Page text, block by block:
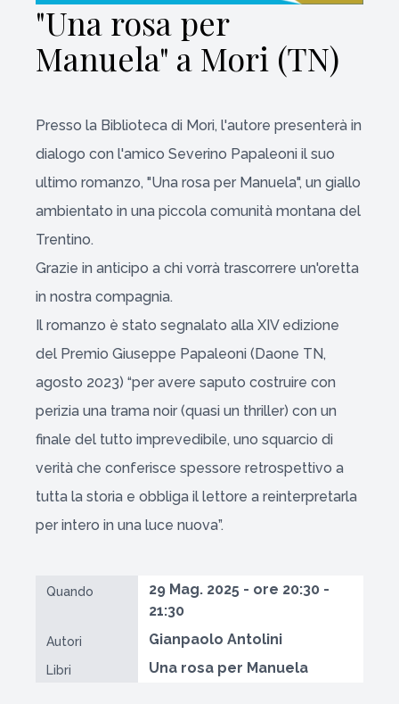
"Una rosa per
Manuela" a Mori (TN)
Presso la Biblioteca di Mori, l'autore presenterà in
dialogo con l'amico Severino Papaleoni il suo
ultimo romanzo, "Una rosa per Manuela", un giallo
ambientato in una piccola comunità montana del
Trentino.
Grazie in anticipo a chi vorrà trascorrere un'oretta
in nostra compagnia.
Il romanzo è stato segnalato alla XIV edizione
del Premio Giuseppe Papaleoni (Daone TN,
agosto 2023) “per avere saputo costruire con
perizia una trama noir (quasi un thriller) con un
finale del tutto imprevedibile, uno squarcio di
verità che conferisce spessore retrospettivo a
tutta la storia e obbliga il lettore a reinterpretarla
per intero in una luce nuova”.
Quando
29 Mag. 2025 - ore 20:30 -
21:30
Autori Gianpaolo Antolini
Libri Una rosa per Manuela